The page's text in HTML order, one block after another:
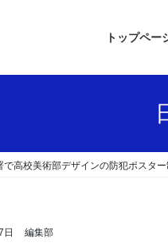
トップペー
で高校美術部デザインの防犯ポスタ
日 編集部